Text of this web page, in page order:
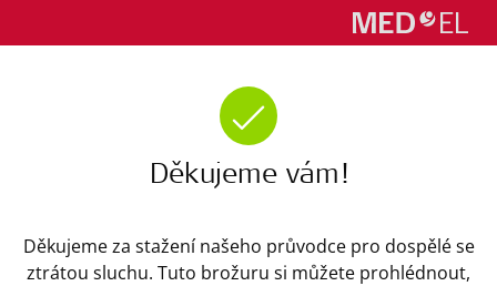
Děkujeme vám!
Děkujeme za stažení našeho průvodce pro dospělé se
ztrátou sluchu. Tuto brožuru si můžete prohlédnout,